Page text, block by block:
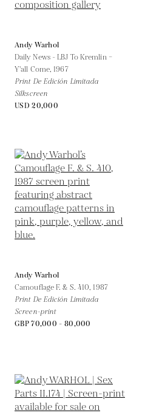
Andy Warhol
Daily News - LBJ To Kremlin –
Y'all Come,1967
Print De Edición Limitada
Silkscreen
USD 20,000
Andy Warhol
Camouflage F. & S. 410,1987
Print De Edición Limitada
Screen-print
GBP 70,000 - 80,000